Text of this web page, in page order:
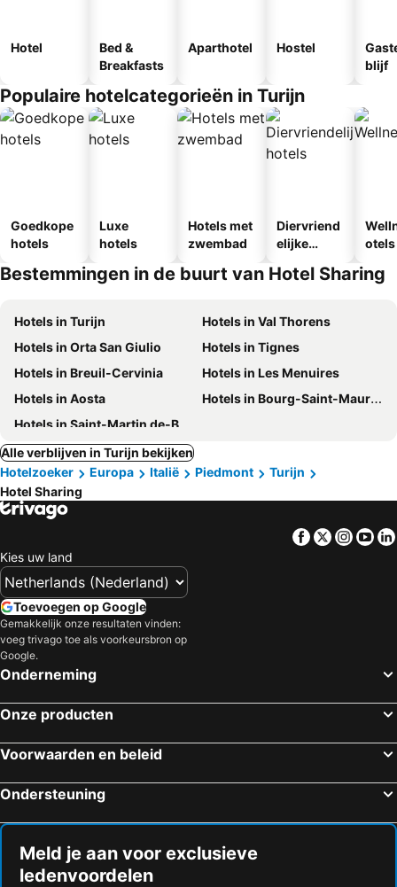
Hotel
Bed &
Breakfasts
Aparthotel Hostel
blijf
Populaire hotelcategorieën in Turijn
Goedkope
hotels
Luxe
hotels
Hotels met
zwembad
Diervriend
elijke
otels
Bestemmingen in de buurt van Hotel Sharing
Hotels in Turijn
Hotels in Val Thorens
Hotels in Orta San Giulio
Hotels in Tignes
Hotels in Breuil-Cervinia
Hotels in Les Menuires
Hotels in Aosta
Hotels in Bourg-Saint-Maurice
Hotels in Saint-Martin de-Belleville
Alle verblijven in Turijn bekijken
Hotelzoeker
Europa Italië Piedmont
Turijn
Hotel Sharing
Facebook
Twitter
Kies uw land
Toevoegen op Google
Gemakkelijk onze resultaten vinden:
voeg trivago toe als voorkeursbron op
Google.
Onderneming
Onze producten
Voorwaarden en beleid
Ondersteuning
Meld je aan voor exclusieve
ledenvoordelen